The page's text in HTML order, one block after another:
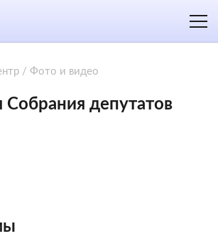
/ Фото и видео
Собрания депутатов